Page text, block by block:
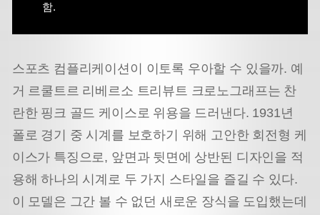
함.
스포츠 컴플리케이션이 이토록 우아할 수 있을까. 예
거 르쿨트르 리베르소 트리뷰트 크로노그래프는 찬
란한 핑크 골드 케이스로 위용을 드러낸다. 1931년
폴로 경기 중 시계를 보호하기 위해 고안한 회전형 케
이스가 특징으로, 앞면과 뒷면에 상반된 디자인을 적
용해 하나의 시계로 두 가지 스타일을 즐길 수 있다.
이 모델은 그간 볼 수 없던 새로운 장식을 도입했는데